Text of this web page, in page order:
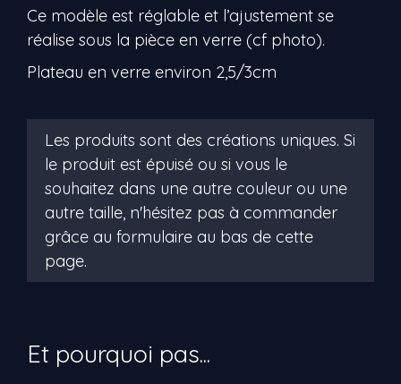
Ce modèle est réglable et l’ajustement se
réalise sous la pièce en verre (cf photo).
Plateau en verre environ 2,5/3cm